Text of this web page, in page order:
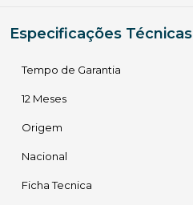
Especificações Técnicas
Tempo de Garantia
12 Meses
Origem
Nacional
Ficha Tecnica